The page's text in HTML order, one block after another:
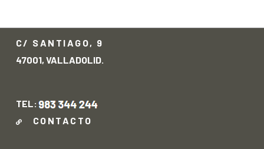
C/ SANTIAGO, 9
47001, VALLADOLID.
TEL:
CONTACTO